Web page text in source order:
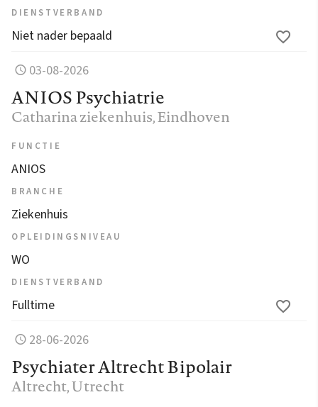
DIENSTVERBAND
Niet nader bepaald
03-08-2026
ANIOS Psychiatrie
Catharina ziekenhuis, Eindhoven
FUNCTIE
ANIOS
BRANCHE
Ziekenhuis
OPLEIDINGSNIVEAU
WO
DIENSTVERBAND
Fulltime
28-06-2026
Psychiater Altrecht Bipolair
Altrecht, Utrecht